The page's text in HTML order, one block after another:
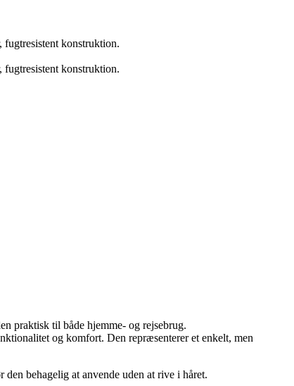
konstruktion.
konstruktion.
praktisk til både hjemme- og rejsebrug.
og komfort. Den repræsenterer et enkelt, men
behagelig at anvende uden at rive i håret.